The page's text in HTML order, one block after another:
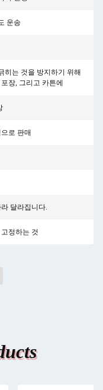
운송
히는 것을 방지하기 위해
장, 그리고 카튼에
로 판매
달라집니다.
정하는 것